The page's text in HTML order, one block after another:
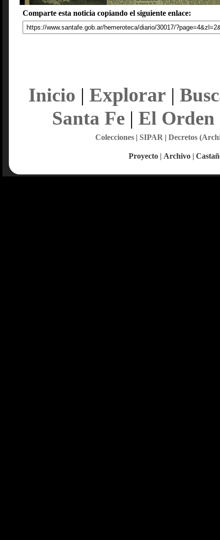
Comparte esta noticia copiando el siguiente enlace:
Inicio | Explorar |
Santa Fe| El Orden
Colecciones| SIPAR | Decretos
Proyecto | Archivo |